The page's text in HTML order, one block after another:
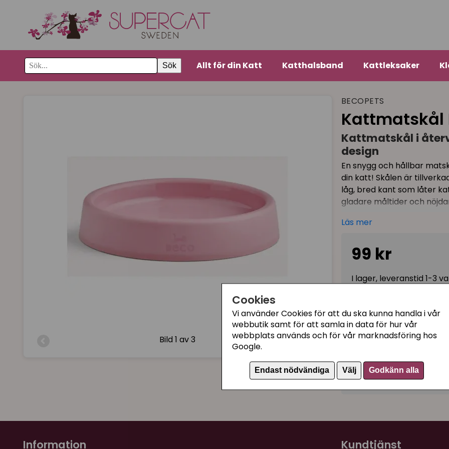
Cookies
Vi använder Cookies för att du ska kunna handla i vår
webbutik samt för att samla in data för hur vår
webbplats används och för vår marknadsföring hos
Google.
Endast nödvändiga Välj Godkänn alla
Sök Allt för din Katt Katthalsband Kattleksaker
Bild1 av 3
BECOPETS
Kattmatskål
Kattmatskål i
design
En snygg och hållbar
din katt! Skålen är
låg, bred kant som låter
gladare måltider och
Skålens smarta form gör
- torka av den snabbt
temperatur).
Fördelar:
Morrhårsvänlig, låg och
Halkfri botten för
Mått:bredd 17 cm, höjd 3,2
Färg:Rosa
Läs mer
99 kr
I lager, leveranstid 1-3
Kategorier:
Kattmatskålar med låg
Miljövänliga matskålar
Artikelnummer:717613
Information Kundtjänst